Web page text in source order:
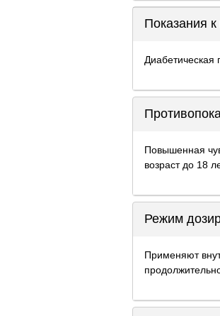
Показания
Диабетическая
Повышенная
возраст до 18
Режим
Применяют